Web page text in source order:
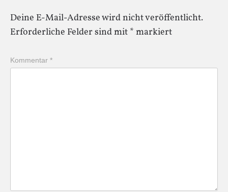
Deine E-Mail-Adresse wird nicht veröffentlicht.
Erforderliche Felder sind mit * markiert
Kommentar *